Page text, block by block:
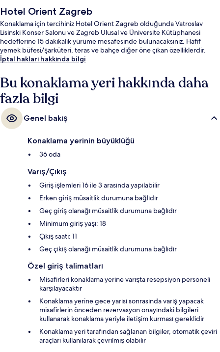
Hotel Orient Zagreb
Konaklama için tercihiniz Hotel Orient Zagreb olduğunda Vatroslav
Lisinski Konser Salonu ve Zagreb Ulusal ve Üniversite Kütüphanesi
hedeflerine 15 dakikalık yürüme mesafesinde bulunacaksınız. Hafif
yemek büfesi/şarküteri, teras ve bahçe diğer öne çıkan özelliklerdir.
İptal hakları hakkında bilgi
Bu konaklama yeri hakkında daha
fazla bilgi
Genel bakış
Konaklama yerinin büyüklüğü
36 oda
Varış/Çıkış
Giriş işlemleri 16 ile 3 arasında yapılabilir
Erken giriş müsaitlik durumuna bağlıdır
Geç giriş olanağı müsaitlik durumuna bağlıdır
Minimum giriş yaşı: 18
Çıkış saati: 11
Geç çıkış olanağı müsaitlik durumuna bağlıdır
Özel giriş talimatları
Misafirleri konaklama yerine varışta resepsiyon personeli
karşılayacaktır
Konaklama yerine gece yarısı sonrasında varış yapacak
misafirlerin önceden rezervasyon onayındaki bilgileri
kullanarak konaklama yeriyle iletişim kurması gereklidir
Konaklama yeri tarafından sağlanan bilgiler, otomatik çeviri
araçları kullanılarak çevrilmiş olabilir